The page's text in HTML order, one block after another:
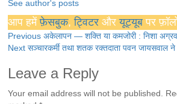
See author's posts
आप हमेंफ़ेसबुक,ट्विटरऔरयूट्यूब पर
Continue
Previous अकेलापन — शक्ति या कमजोरी : निशा
Next सञ्चारकर्मी तथा शतक रक्तदाता पवन जायसवाल ने
Leave a Reply
Your email address will not be published.